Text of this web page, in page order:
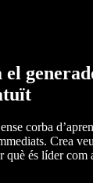
corba
Crea
què és líder com